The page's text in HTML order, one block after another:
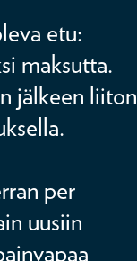
etu:
maksutta.
jälkeen liiton
per
uusiin